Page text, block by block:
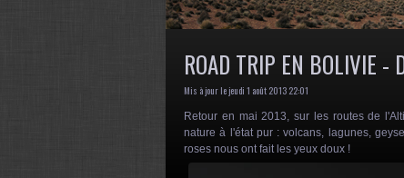
ROAD TRIP EN BOLIVIE -
Mis à jour le jeudi 1 août 2013 22:01
Retour en mai 2013, sur les routes de
nature à l'état pur : volcans, lagunes,
roses nous ont fait les yeux doux !